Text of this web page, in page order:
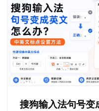
搜狗输入法句号变